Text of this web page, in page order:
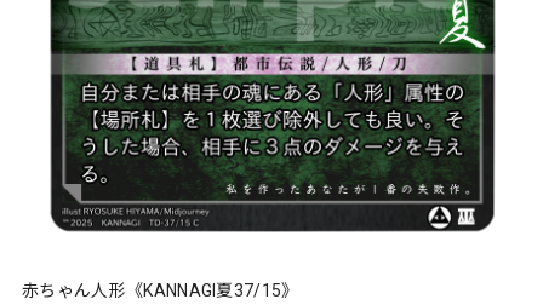
赤ちゃん人形《KANNAGI夏37/15》